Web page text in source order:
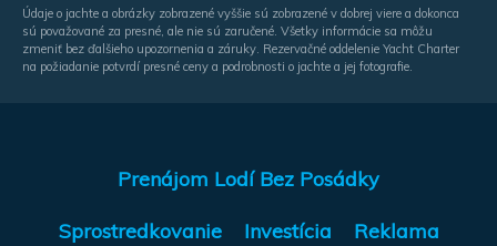
Údaje o jachte a obrázky zobrazené vyššie sú zobrazené v dobrej viere a dokonca
sú považované za presné, ale nie sú zaručené. Všetky informácie sa môžu
zmeniť bez ďalšieho upozornenia a záruky. Rezervačné oddelenie Yacht Charter
na požiadanie potvrdí presné ceny a podrobnosti o jachte a jej fotografie.
Prenájom Lodí Bez Posádky
Sprostredkovanie Investícia Reklama